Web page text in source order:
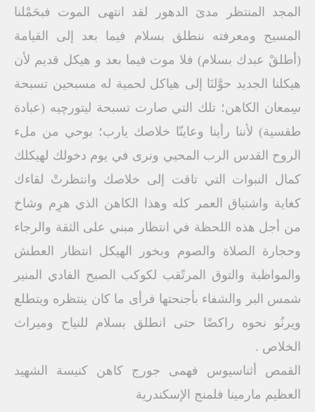
المجد المنتظر مدىَ الدهور لقد انتهى الموت فبحَمْلنا
المسيح ومعرفته ننطلق بسلام فيما بعد إلى القيامة
(أطلقْ عبدك بسلام) فلا موت فيما بعد و هيكل قديم لأن
هيكلنا الجديد حوَّلنَا إلى هياكل لحمية له مسبحين تسبحة
سِمعان الكاهن؛ تلك التي صارت تسبحة ليتورچيه (عبادة
طقسية) لأننا رأينا وعاينّا خلاصك يارب؛ بوحي من ملء
الروح القدس الرب المحيي ونرى في يوم دخولك لهيكلك
كمال النبوات التي تاقت إلى خلاصك وانتظرتْ لقاءك
كغاية واشتياق العمر كله وهذا الكاهن الذي هرِم وشاخ
من أجل هذه اللحظة في انتظار مبني على الثقة والرجاء
وحجارة الصلاة والصوم وبخور الهيكل انتظار العطش
والمواظبة والتوق المرتًقب لكوكب الصبح الفادي المنير
شمس البر والشفاء بأجنحتها فرأى ما كان ينتظره ويتطلع
ويرنُو نحوه راكضًا حتى انطلق بسلام للنياح وميراث
الخلاص .
القمص أثناسيوس فهمى جورج كاهن كنيسة الشهيد
العظيم مارمينا فلمنج الإسكندرية